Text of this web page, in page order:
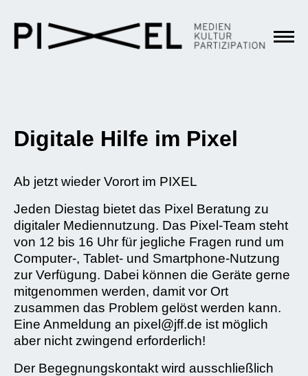
Digitale Hilfe im Pixel
Ab jetzt wieder Vorort im PIXEL
Jeden Diestag bietet das Pixel Beratung zu
digitaler Mediennutzung. Das Pixel-Team steht
von 12 bis 16 Uhr für jegliche Fragen rund um
Computer-, Tablet- und Smartphone-Nutzung
zur Verfügung. Dabei können die Geräte gerne
mitgenommen werden, damit vor Ort
zusammen das Problem gelöst werden kann.
Eine Anmeldung an pixel@jff.de ist möglich
aber nicht zwingend erforderlich!
Der Begegnungskontakt wird ausschließlich